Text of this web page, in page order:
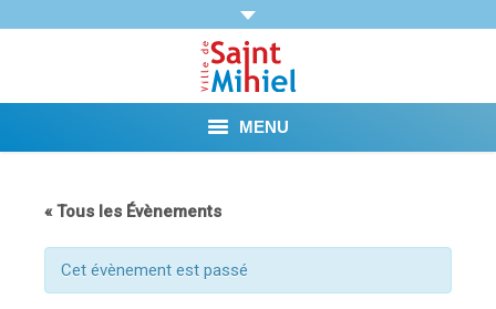
MENU
Vie municipale
Démarches et Aides
« Tous les Évènements
Cet évènement est passé